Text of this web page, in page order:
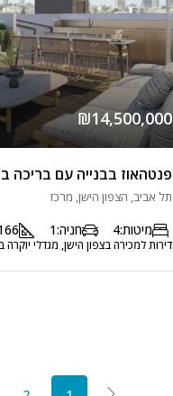
₪14,500,000
תל אביב, הצפון הישן, מרכז
מיטות:4 חניה:1
דירות למכירה בצפון הישן, מגדלי